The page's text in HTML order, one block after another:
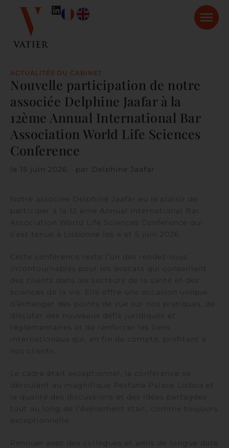
ACTUALITÉS DU CABINET
Nouvelle participation de notre
associée Delphine Jaafar à la
12ème Annual International Bar
Association World Life Sciences
Conference
le 15 juin 2026 par Delphine Jaafar
Notre associée Delphine Jaafar eu le plaisir de
participer à la 12 ème Annual International Bar
Association World Life Sciences Conference qui
s’est tenue à Lisbonne les 4 et 5 juin 2026.
Cette conférence reste l’un des rendez-vous
incontournables pour les avocats qui conseillent
des clients dans les secteurs de la santé et des
sciences de la vie. Elle offre une occasion unique
d’échanger des points de vue sur nos pratiques, de
discuter des nouveaux défis juridiques et
réglementaires et de renforcer les liens
internationaux qui, en fin de compte, profitent à
nos clients.
Le cadre était exceptionnel, la conférence se
déroulant au magnifique Pestana Palace Lisboa et
la qualité des discussions et des idées partagées
tout au long de l’événement était, comme toujours
exceptionnelle.
Renouer avec des collègues et amis de longue date